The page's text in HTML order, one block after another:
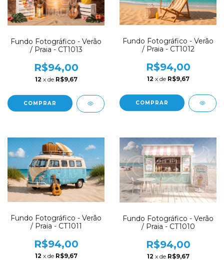
Fundo Fotográfico - Verão
/ Praia - CT1013
R$94,00
12 x de R$9,67
COMPRAR
Fundo Fotográfico - Verão
/ Praia - CT1012
R$94,00
12 x de R$9,67
COMPRAR
Fundo Fotográfico - Verão
/ Praia - CT1011
R$94,00
12 x de R$9,67
Fundo Fotográfico - Verão
/ Praia - CT1010
R$94,00
12 x de R$9,67